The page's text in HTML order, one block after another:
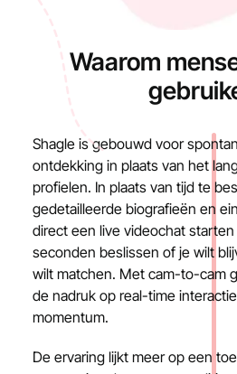
Waarom
Shagle is gebouwd voor
ontdekking in plaats van het
profielen. In plaats van tijd te
gedetailleerde biografieën en
direct een live videochat
seconden beslissen of je wilt
wilt matchen. Met cam-to-cam
de nadruk op real-time
momentum.
De ervaring lijkt meer op een